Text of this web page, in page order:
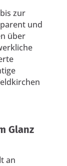
zur
und
über
Glanz
an